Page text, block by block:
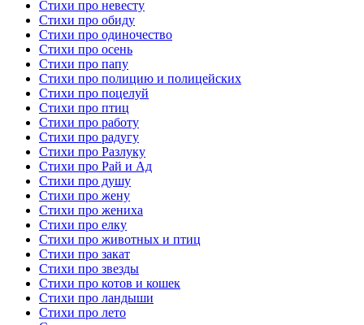
Стихи про невесту
Стихи про обиду
Стихи про одиночество
Стихи про осень
Стихи про папу
Стихи про полицию и полицейских
Стихи про поцелуй
Стихи про птиц
Стихи про работу
Стихи про радугу
Стихи про Разлуку
Стихи про Рай и Ад
Стихи про душу
Стихи про жену
Стихи про жениха
Стихи про елку
Стихи про животных и птиц
Стихи про закат
Стихи про звезды
Стихи про котов и кошек
Стихи про ландыши
Стихи про лето